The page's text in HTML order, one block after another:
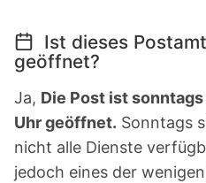
Ist dieses
geöffnet?
Ja, Die Post ist
Uhr geöffnet. Sonntags
nicht alle Dienste
jedoch eines der